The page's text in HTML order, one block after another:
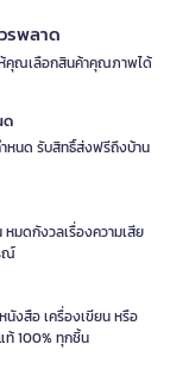
รพลาด
ห้คุณเลือกสินค้าคุณภาพได้
ด
หนด รับสิทธิ์ส่งฟรีถึงบ้าน
มดกังวลเรื่องความเสีย
ณ์
นังสือ เครื่องเขียน หรือ
ท้ 100% ทุกชิ้น